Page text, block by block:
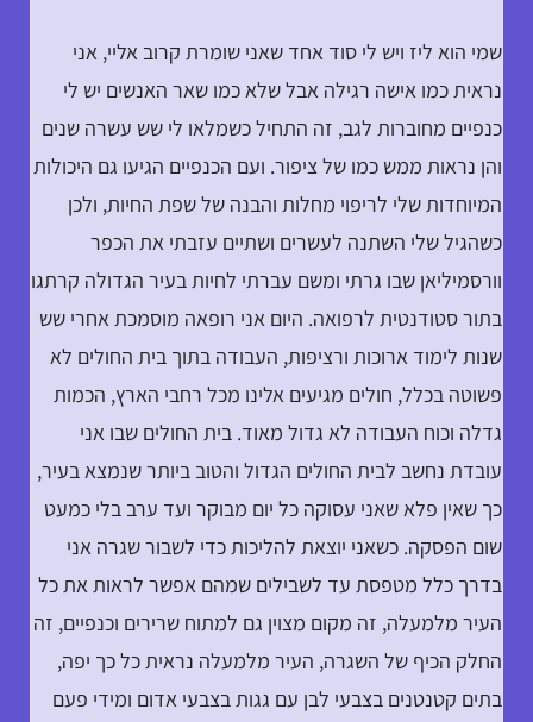
שמי הוא ליז ויש לי סוד אחד שאני שומרת קרוב אליי, אני
נראית כמו אישה רגילה אבל שלא כמו שאר האנשים יש לי
כנפיים מחוברות לגב, זה התחיל כשמלאו לי שש עשרה שנים
והן נראות ממש כמו של ציפור. ועם הכנפיים הגיעו גם היכולות
המיוחדות שלי לריפוי מחלות והבנה של שפת החיות, ולכן
כשהגיל שלי השתנה לעשרים ושתיים עזבתי את הכפר
וורסמיליאן שבו גרתי ומשם עברתי לחיות בעיר הגדולה קרתגו
בתור סטודנטית לרפואה. היום אני רופאה מוסמכת אחרי שש
שנות לימוד ארוכות ורציפות, העבודה בתוך בית החולים לא
פשוטה בכלל, חולים מגיעים אלינו מכל רחבי הארץ, הכמות
גדלה וכוח העבודה לא גדול מאוד. בית החולים שבו אני
עובדת נחשב לבית החולים הגדול והטוב ביותר שנמצא בעיר,
כך שאין פלא שאני עסוקה כל יום מבוקר ועד ערב בלי כמעט
שום הפסקה. כשאני יוצאת להליכות כדי לשבור שגרה אני
בדרך כלל מטפסת עד לשבילים שמהם אפשר לראות את כל
העיר מלמעלה, זה מקום מצוין גם למתוח שרירים וכנפיים, זה
החלק הכיף של השגרה, העיר מלמעלה נראית כל כך יפה,
בתים קטנטנים בצבעי לבן עם גגות בצבעי אדום ומידי פעם